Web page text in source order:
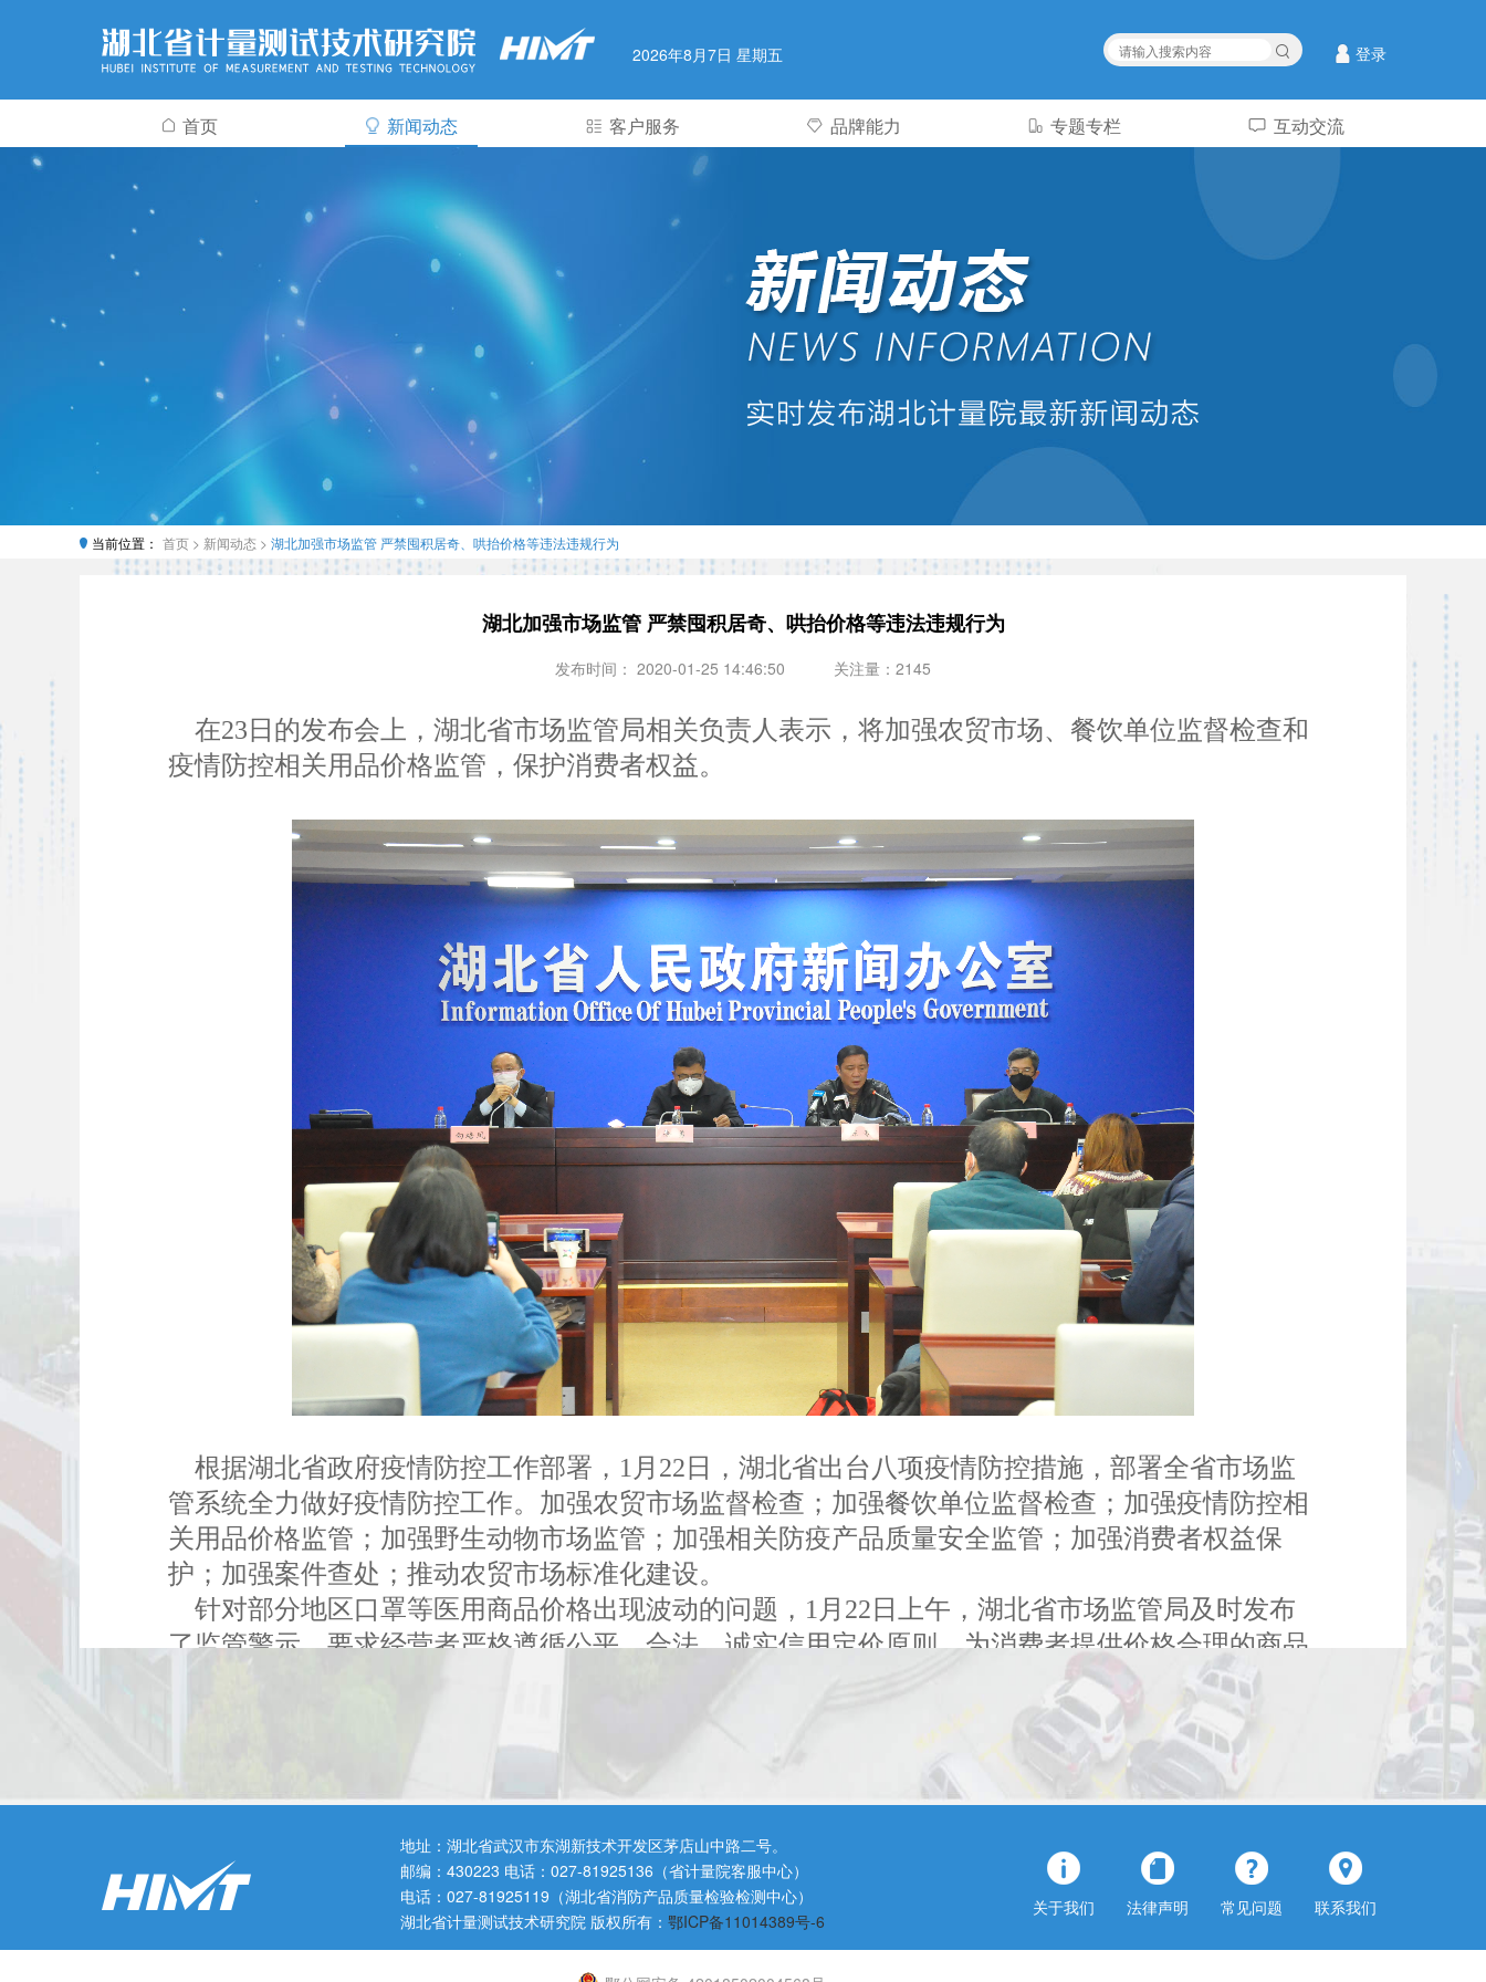
2026年8月7日 星期五 登录
首页 新闻动态 客户服务 品牌能力 专题专栏 互动交流
当前位置： 首页 > 新闻动态 > 湖北加强市场监管 严禁囤积居奇、哄抬价格等违法违规行为
湖北加强市场监管 严禁囤积居奇、哄抬价格等违法违规行为
发布时间： 2020-01-25 14:46:50 关注量：2145
在23日的发布会上，湖北省市场监管局相关负责人表示，将加强农贸市场、餐饮单位监督检查和
疫情防控相关用品价格监管，保护消费者权益。
根据湖北省政府疫情防控工作部署，1月22日，湖北省出台八项疫情防控措施，部署全省市场监
管系统全力做好疫情防控工作。加强农贸市场监督检查；加强餐饮单位监督检查；加强疫情防控相
关用品价格监管；加强野生动物市场监管；加强相关防疫产品质量安全监管；加强消费者权益保
护；加强案件查处；推动农贸市场标准化建设。
针对部分地区口罩等医用商品价格出现波动的问题，1月22日上午，湖北省市场监管局及时发布
了监管警示，要求经营者严格遵循公平、合法、诚实信用定价原则，为消费者提供价格合理的商品
和服务，并严格依法明码标价，严禁相互串通，趁机涨价；囤积居奇，操纵市场价格；价格欺诈；
捏造、散布涨价信息，哄抬价格等行为。部署各级市场监管部门加强价格检查、巡查和提醒告诫，
对价格违法问题依法及时从严查处，并实施信用惩戒，通过新闻媒体进行曝光。1月22日下午，湖
北省市场监管局对九州通、国药集团、人福医药等大型药品经销企业进行约谈，提醒各企业在特殊
此外，针对1月23日上午市民反映“涨价菜”的问题，湖北省局及时将收到的网民情况反映转到辖
区市场监管部门核查处理，并迅速约谈相关企业，要求保持农产品价格平稳。当日下午，省市场监
管局派出13个督察组赴武汉市各行政区，对农贸市场和各超市进行价格检查。从检查情况看，除有
地址：湖北省武汉市东湖新技术开发区茅店山中路二号。
邮编：430223 电话：027-81925136（省计量院客服中心）
电话：027-81925119（湖北省消防产品质量检验检测中心）
湖北省计量测试技术研究院 版权所有： 鄂ICP备11014389号-6
关于我们 法律声明 常见问题 联系我们